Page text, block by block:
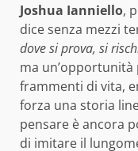
Joshua Ianniello,
dice senza mezzi
dove si prova, si
ma
frammenti di vita,
forza una storia
pensare è ancora
di imitare il